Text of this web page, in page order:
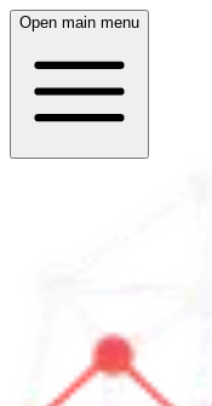
Open main menu